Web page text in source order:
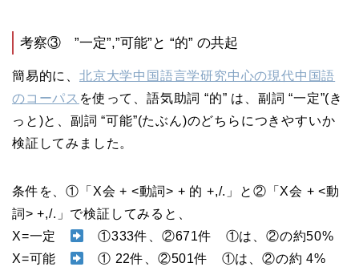
考察③ ”一定”,”可能”と “的” の共起
簡易的に、 北京大学中国語言学研究中心の現代中国語
のコーパス を使って、語気助詞 “的” は、副詞 “一定”(き
っと)と、副詞 “可能”(たぶん)のどちらにつきやすいか
検証してみました。
条件を、①「X会 + <動詞> + 的 +,/.」と②「X会 + <動
詞> +,/.」で検証してみると、
X=一定
①333件、②671件 ①は、②の約50%
X=可能
① 22件、②501件 ①は、②の約 4%